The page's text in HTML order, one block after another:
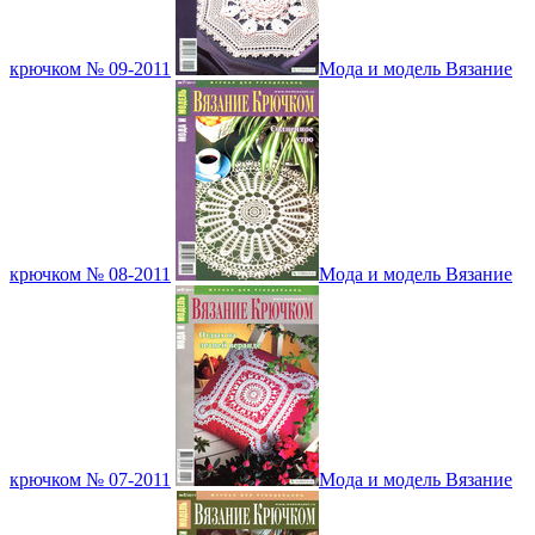
крючком № 09-2011 Мода и модель Вязание
крючком № 08-2011 Мода и модель Вязание
крючком № 07-2011 Мода и модель Вязание